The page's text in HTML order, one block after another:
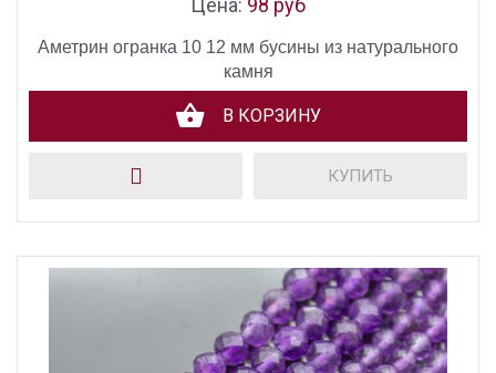
Аметрин огранка 10 12 мм бусины из натурального
камня
В КОРЗИНУ
КУПИТЬ